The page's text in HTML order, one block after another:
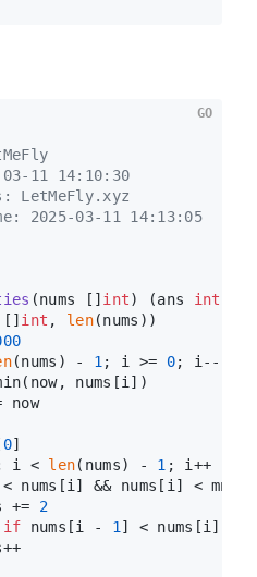
11 14:10:30
LetMeFly.xyz
2025-03-11 14:13:05
(nums [] int) (ans int
int , len(nums))
(nums) - 1 ; i >= 0; i-- {
nums[i])
now
0]
i < len(nums) - 1 ; i++ {
< nums[i] && nums[i] <
+=
2
if nums[i - 1 ] < nums[i]
GO